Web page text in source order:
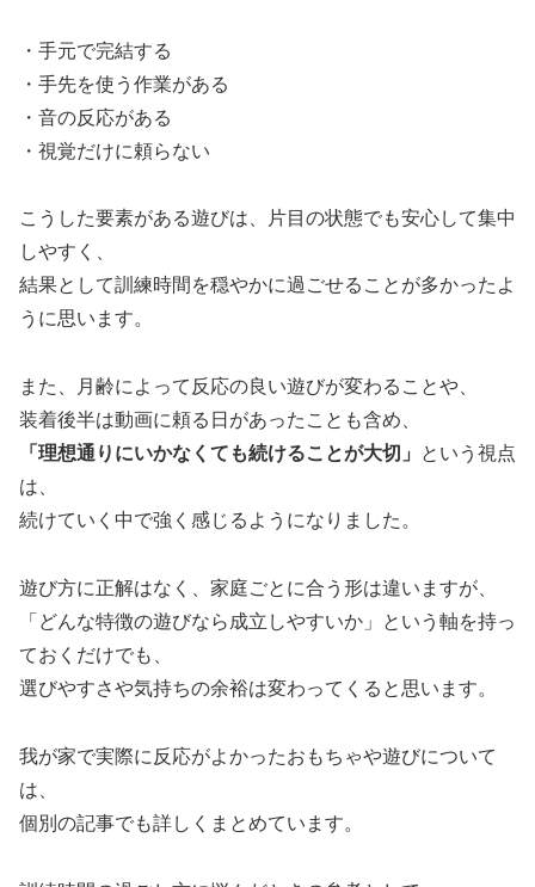
・手元で完結する
・手先を使う作業がある
・音の反応がある
・視覚だけに頼らない
こうした要素がある遊びは、片目の状態でも安心して集中
しやすく、
結果として訓練時間を穏やかに過ごせることが多かったよ
うに思います。
また、月齢によって反応の良い遊びが変わることや、
装着後半は動画に頼る日があったことも含め、
「理想通りにいかなくても続けることが大切」
という視点
は、
続けていく中で強く感じるようになりました。
遊び方に正解はなく、家庭ごとに合う形は違いますが、
「どんな特徴の遊びなら成立しやすいか」という軸を持っ
ておくだけでも、
選びやすさや気持ちの余裕は変わってくると思います。
我が家で実際に反応がよかったおもちゃや遊びについて
は、
個別の記事でも詳しくまとめています。